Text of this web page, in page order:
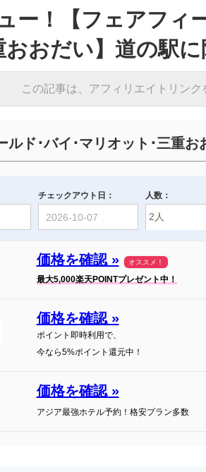
ー！【フェアフィ
おおだい】道の駅に
この記事は、アフィリエイトリンク
ルド･バイ･マリオット･三重お
チェックアウト日： 人数：
価格を確認 » オススメ！
最大5,000楽天POINTプレゼント中！
価格を確認 »
ポイント即時利用で、
今なら5%ポイント還元中！
価格を確認 »
アジア最強ホテル予約！格安プラン多数